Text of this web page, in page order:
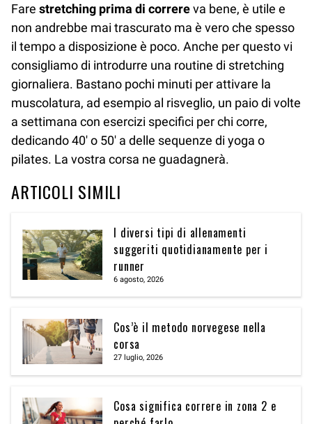
Fare stretching prima di correreva bene, è utile e
non andrebbe mai trascurato ma è vero che spesso
il tempo a disposizione è poco. Anche per questo vi
consigliamo di introdurre una routine di stretching
giornaliera. Bastano pochi minuti per attivare la
muscolatura, ad esempio al risveglio, un paio di volte
a settimana con esercizi specifici per chi corre,
dedicando 40′ o 50′ a delle sequenze di yoga o
pilates. La vostra corsa ne guadagnerà.
ARTICOLI SIMILI
I diversi tipi di allenamenti
suggeriti quotidianamente per i
runner
6 agosto, 2026
Cos’è il metodo norvegese nella
corsa
27 luglio, 2026
Cosa significa correre in zona 2 e